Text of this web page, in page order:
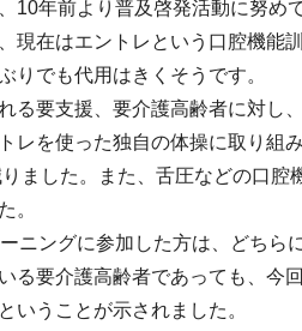
10年前より普及啓発活動に努め
現在はエントレという口腔機能
りでも代用はきくそうです。
る要支援、要介護高齢者に対し
を使った独自の体操に取り組
ました。また、舌圧などの口腔
。
ニングに参加した方は、どちら
る要介護高齢者であっても、今
いうことが示されました。